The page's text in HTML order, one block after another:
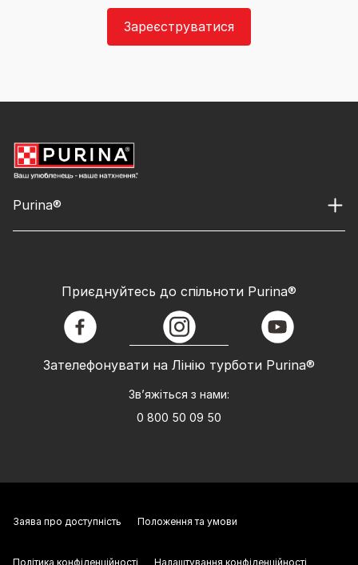
Зареєструватися
Purina®
Зателефонувати на Лінію турботи Purina®
Зв’яжіться з нами:
0 800 50 09 50
Приєднуйтесь до спільноти Purina®
facebook instagram youtube
Заява про доступність Положення та умови
Політика конфіденційності Налаштування конфіденційності